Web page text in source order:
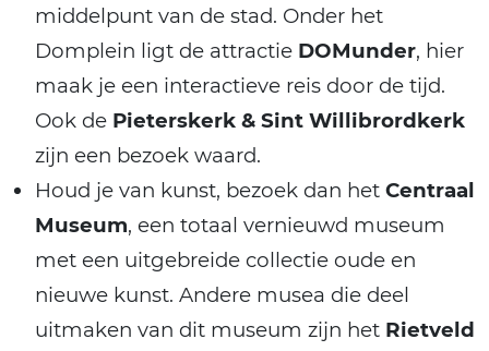
middelpunt van de stad. Onder het
Domplein ligt de attractie DOMunder, hier
maak je een interactieve reis door de tijd.
Ook de Pieterskerk & Sint Willibrordkerk
zijn een bezoek waard.
Houd je van kunst, bezoek dan het Centraal
Museum, een totaal vernieuwd museum
met een uitgebreide collectie oude en
nieuwe kunst. Andere musea die deel
uitmaken van dit museum zijn het Rietveld